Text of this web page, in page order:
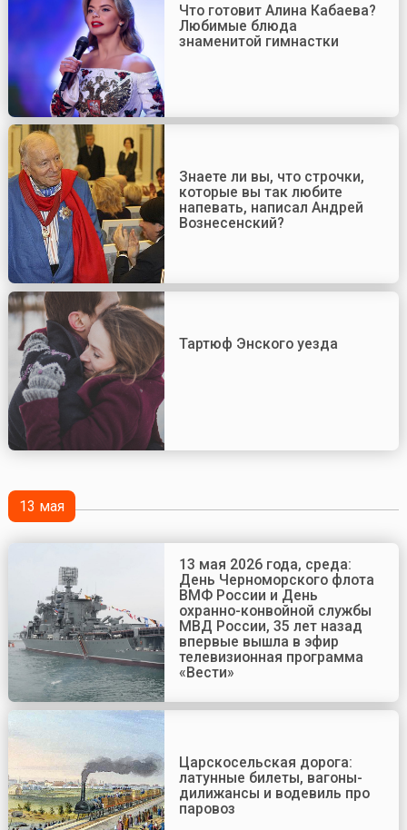
Что готовит Алина Кабаева?
Любимые блюда
знаменитой гимнастки
Знаете ли вы, что строчки,
которые вы так любите
напевать, написал Андрей
Вознесенский?
Тартюф Энского уезда
13 мая
13 мая 2026 года, среда:
День Черноморского флота
ВМФ России и День
охранно-конвойной службы
МВД России, 35 лет назад
впервые вышла в эфир
телевизионная программа
«Вести»
Царскосельская дорога:
латунные билеты, вагоны-
дилижансы и водевиль про
паровоз